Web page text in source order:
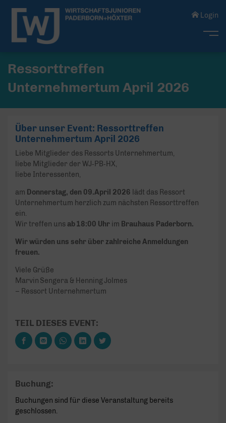
Login
Ressorttreffen
Unternehmertum April 2026
Über unser Event: Ressorttreffen
Unternehmertum April 2026
Liebe Mitglieder des Ressorts Unternehmertum,
liebe Mitglieder der WJ‑PB‑HX,
liebe Interessenten,
am Donnerstag, den 09.April 2026 lädt das Ressort
Unternehmertum herzlich zum nächsten Ressorttreffen
ein.
Wir treffen uns ab 18:00 Uhr im Brauhaus Paderborn.
Wir würden uns sehr über zahlreiche Anmeldungen
freuen.
Viele Grüße
Marvin Sengera & Henning Jolmes
– Ressort Unternehmertum
TEIL DIESES EVENT:
Buchung:
Buchungen sind für diese Veranstaltung bereits
geschlossen.